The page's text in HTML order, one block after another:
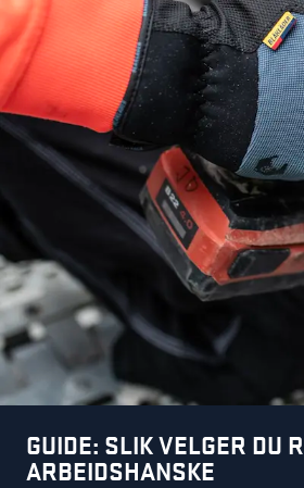
GUIDE: SLIK VELGER DU
ARBEIDSHANSKE